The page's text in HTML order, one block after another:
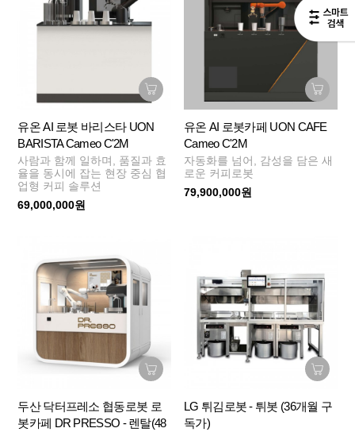
유온 AI 로봇 바리스타 UON
BARISTA Cameo C'2M
사람과 함께 일하며, 품질과 효
율을 동시에 잡는 현장 중심 협
업형 커피 솔루션
69,000,000원
유온 AI 로봇카페 UON CAFE
Cameo C'2M
자동화를 넘어, 감성을 담은 새
로운 커피로봇
79,900,000원
두산 닥터프레소 협동로봇 로
봇카페 DR PRESSO - 렌탈(48
LG 튀김로봇 - 튀봇 (36개월 구
독가)